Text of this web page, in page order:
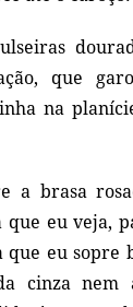
que
na
a brasa
que eu veja,
que eu sopre
cinza nem